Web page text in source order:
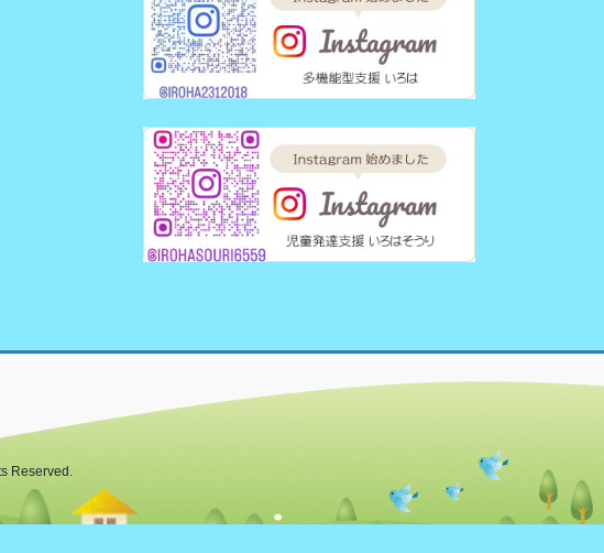
Reserved.